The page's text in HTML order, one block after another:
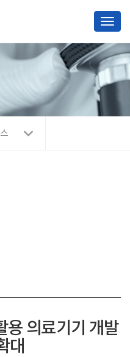
용 의료기기 개발
대